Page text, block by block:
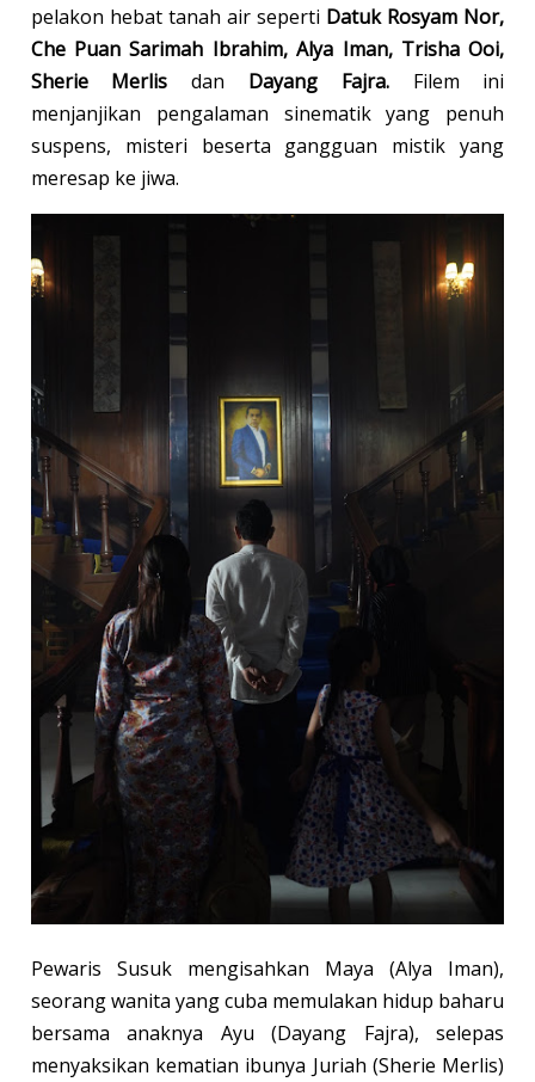
pelakon hebat tanah air seperti Datuk Rosyam Nor,
Che Puan Sarimah Ibrahim, Alya Iman, Trisha Ooi,
Sherie Merlisdan Dayang Fajra.Filem ini
menjanjikan pengalaman sinematik yang penuh
suspens, misteri beserta gangguan mistik yang
meresap ke jiwa.
Pewaris Susuk mengisahkan Maya (Alya Iman),
seorang wanita yang cuba memulakan hidup baharu
bersama anaknya Ayu (Dayang Fajra), selepas
menyaksikan kematian ibunya Juriah (Sherie Merlis)